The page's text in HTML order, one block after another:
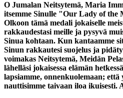
O Jumalan Neitsytemä, Maria
itsemme Sinulle "Our Lady of the
Olkoon tämä medali jokaiselle
rakkaudestasi meille ja pysyvä
Sinua kohtaan. Kun kantaamme
Sinun rakkautesi suojelus ja
voimakas Neitsytemä, Meidän
lähelläsi jokaisessa elämän
lapsiamme, onnenkuolemaan; että
nauttisimme taivaan iloa ikuisesti.